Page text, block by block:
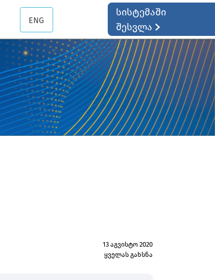
ENG
სისტემაში
შესვლა
13 აგვისტო 2020
ყველას გახსნა